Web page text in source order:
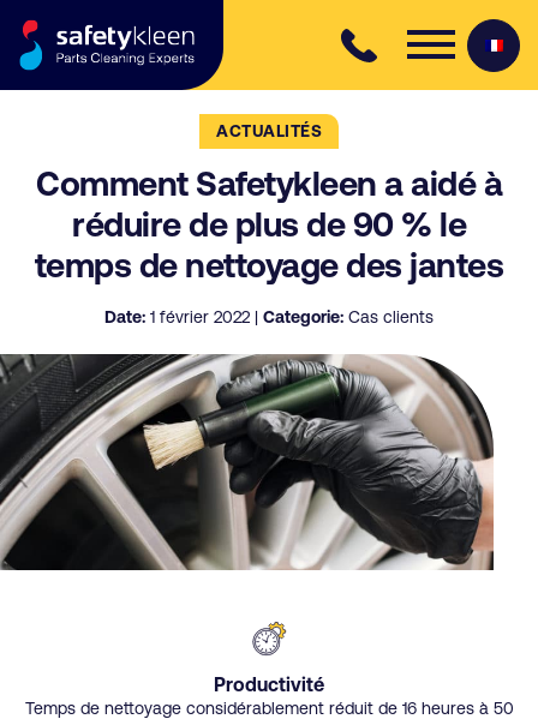
ACTUALITÉS
Comment Safetykleen a aidé à
réduire de plus de 90 % le
temps de nettoyage des jantes
Date: 1 février 2022 | Categorie: Cas clients
Productivité
Temps de nettoyage considérablement réduit de 16 heures à 50